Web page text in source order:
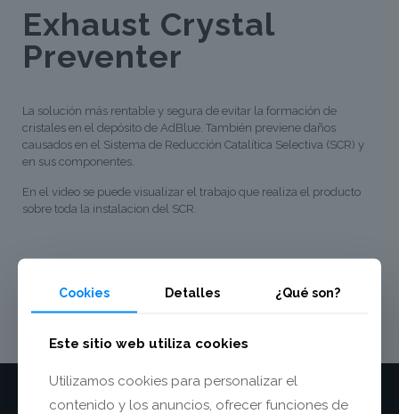
Exhaust Crystal
Preventer
La solución más rentable y segura de evitar la formación de
cristales en el depósito de AdBlue. También previene daños
causados en el Sistema de Reducción Catalítica Selectiva (SCR) y
en sus componentes.
En el video se puede visualizar el trabajo que realiza el producto
sobre toda la instalacion del SCR.
Cookies Detalles ¿Qué son?
Este sitio web utiliza cookies
Utilizamos cookies para personalizar el
contenido y los anuncios, ofrecer funciones de